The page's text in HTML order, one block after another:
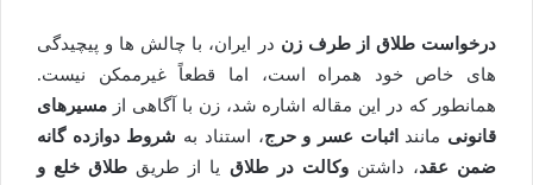
درخواست طلاق از طرف زن در ایران، با چالش ها و پیچیدگی
های خاص خود همراه است، اما قطعاً غیرممکن نیست.
همانطور که در این مقاله اشاره شد، زن با آگاهی از مسیرهای
قانونی مانند اثبات عسر و حرج، استناد به شروط دوازده گانه
ضمن عقد، داشتنوکالت در طلاق یا از طریق طلاق خلع و